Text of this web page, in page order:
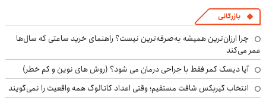
بازرگانی
چرا ارزان‌ترین همیشه به‌صرفه‌ترین نیست؟ راهنمای خرید ساعتی که سال‌ها
عمر می‌کند
آیا دیسک کمر فقط با جراحی درمان می شود؟ (روش های نوین و کم خطر)
انتخاب گیربکس شافت مستقیم؛ وقتی اعداد کاتالوگ همه واقعیت را نمی‌گویند